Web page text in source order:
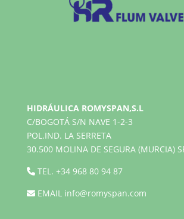
HIDRÁULICA ROMYSPAN,S.L
C/BOGOTÁ S/N NAVE 1-2-3
POL.IND. LA SERRETA
30.500 MOLINA DE SEGURA (MURCIA)
TEL. +34 968 80 94 87
EMAIL info@romyspan.com